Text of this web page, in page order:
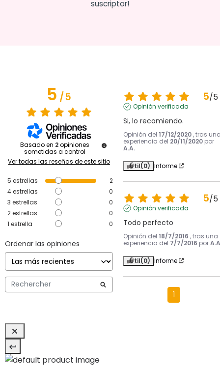
suscriptor!
5/5
Basado en 2 opiniones
sometidas a control
Ver todas las reseñas de este sitio
5 estrellas
2
4estrellas
0
3 estrellas
0
2estrellas
0
1 estrella 0
Ordenar las opiniones
5/5
Opinión verificada
Si, lo recomiendo.
Opinión del 17/12/2020 , tras
experiencia del 20/11/2020 por
A.A.
Útil(0) Informe
5/5
Opinión verificada
Todo perfecto
Opinión del 18/7/2016 , tras una
experiencia del 7/7/2016 por
Útil(0) Informe
1